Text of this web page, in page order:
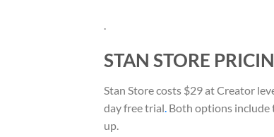
.
STAN STORE
Stan Store costs $29 at Creator
day free trial. Both options include
up.